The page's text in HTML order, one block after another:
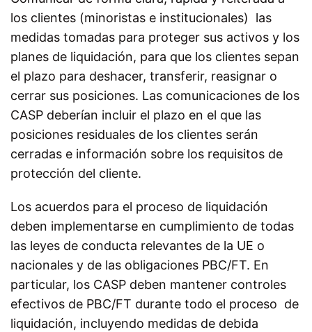
los clientes (minoristas e institucionales) las
medidas tomadas para proteger sus activos y los
planes de liquidación, para que los clientes sepan
el plazo para deshacer, transferir, reasignar o
cerrar sus posiciones. Las comunicaciones de los
CASP deberían incluir el plazo en el que las
posiciones residuales de los clientes serán
cerradas e información sobre los requisitos de
protección del cliente.
Los acuerdos para el proceso de liquidación
deben implementarse en cumplimiento de todas
las leyes de conducta relevantes de la UE o
nacionales y de las obligaciones PBC/FT. En
particular, los CASP deben mantener controles
efectivos de PBC/FT durante todo el proceso de
liquidación, incluyendo medidas de debida